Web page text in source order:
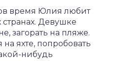
время Юлия любит
странах. Девушке
загорать на пляже.
яхте, попробовать
нибудь